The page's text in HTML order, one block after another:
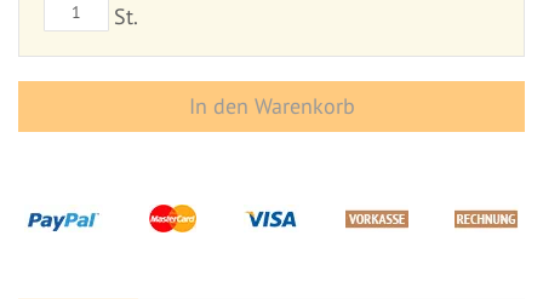
St.
In den Warenkorb